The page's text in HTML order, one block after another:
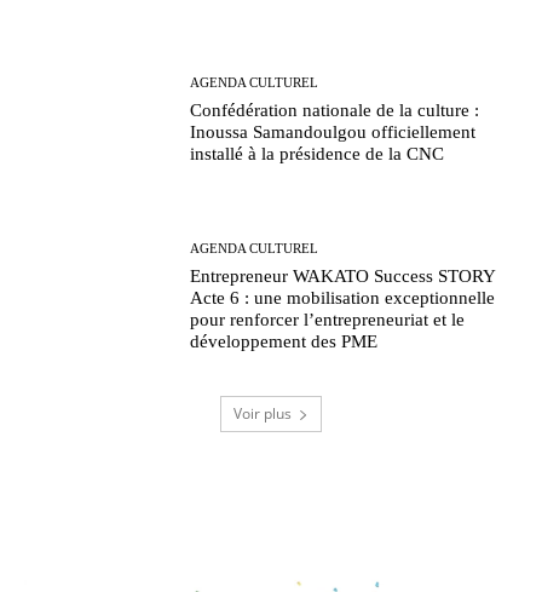
AGENDA CULTUREL
Confédération nationale de la culture :
Inoussa Samandoulgou officiellement
installé à la présidence de la CNC
AGENDA CULTUREL
Entrepreneur WAKATO Success STORY
Acte 6 : une mobilisation exceptionnelle
pour renforcer l’entrepreneuriat et le
développement des PME
Voir plus